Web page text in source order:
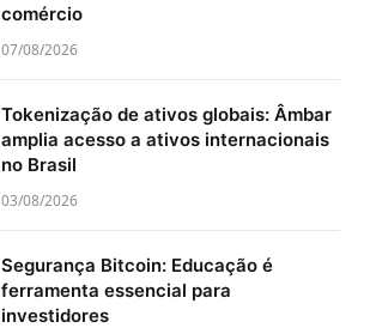
comércio
07/08/2026
Tokenização de ativos globais: Âmbar
amplia acesso a ativos internacionais
no Brasil
03/08/2026
Segurança Bitcoin: Educação é
ferramenta essencial para
investidores